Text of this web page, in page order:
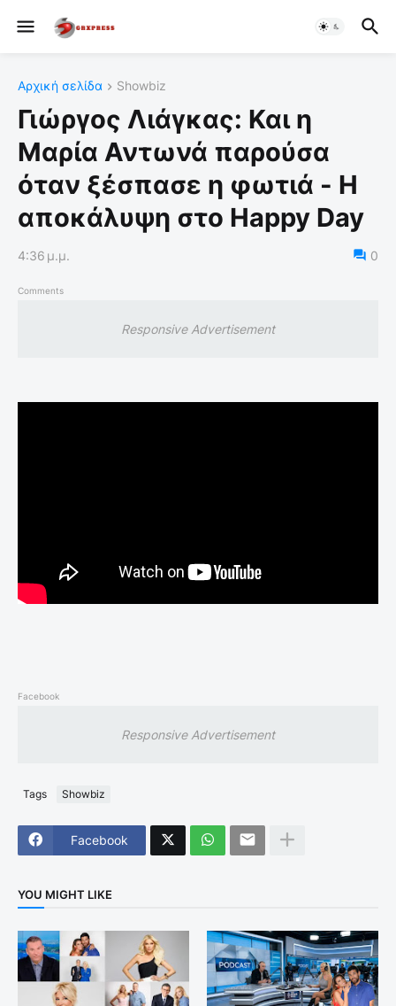
Αρχική σελίδα Showbiz
Γιώργος Λιάγκας: Και η
Μαρία Αντωνά παρούσα
όταν ξέσπασε η φωτιά - Η
αποκάλυψη στο Happy Day
4:36 μ.μ. 0
Comments
Responsive Advertisement
Facebook
Responsive Advertisement
Tags Showbiz
Facebook
YOU MIGHT LIKE